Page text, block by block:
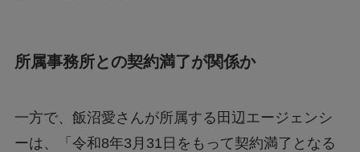
所属事務所との契約満了が関係か
一方で、飯沼愛さんが所属する田辺エージェンシ
ーは、「令和8年3月31日をもって契約満了となる